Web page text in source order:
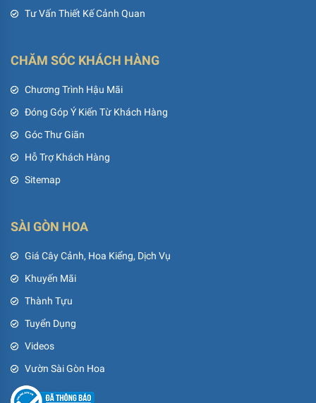
Tư Vấn Thiết Kế Cảnh Quan
CHĂM SÓC KHÁCH HÀNG
Chương Trình Hậu Mãi
Đóng Góp Ý Kiến Từ Khách Hàng
Góc Thư Giãn
Hỗ Trợ Khách Hàng
Sitemap
SÀI GÒN HOA
Giá Cây Cảnh, Hoa Kiểng, Dịch Vụ
Khuyến Mãi
Thành Tựu
Tuyển Dụng
Videos
Vườn Sài Gòn Hoa